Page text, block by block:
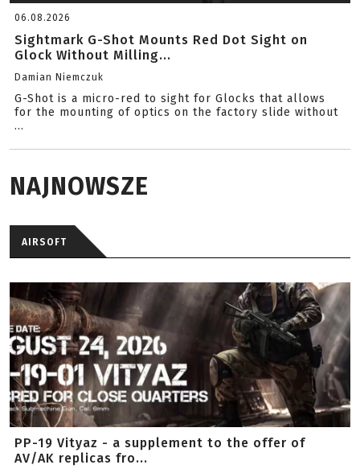
06.08.2026
Sightmark G-Shot Mounts Red Dot Sight on
Glock Without Milling...
Damian Niemczuk
G-Shot is a micro-red to sight for Glocks that allows
for the mounting of optics on the factory slide without
...
NAJNOWSZE
AIRSOFT
PP-19 Vityaz - a supplement to the offer of
AV/AK replicas fro...